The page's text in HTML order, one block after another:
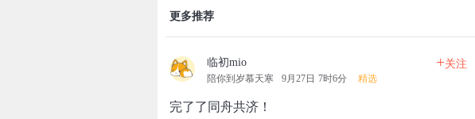
更多推荐
临初mio
陪你到岁慕天寒 9月27日 7时6分 精选
+关注
完了了同舟共济！